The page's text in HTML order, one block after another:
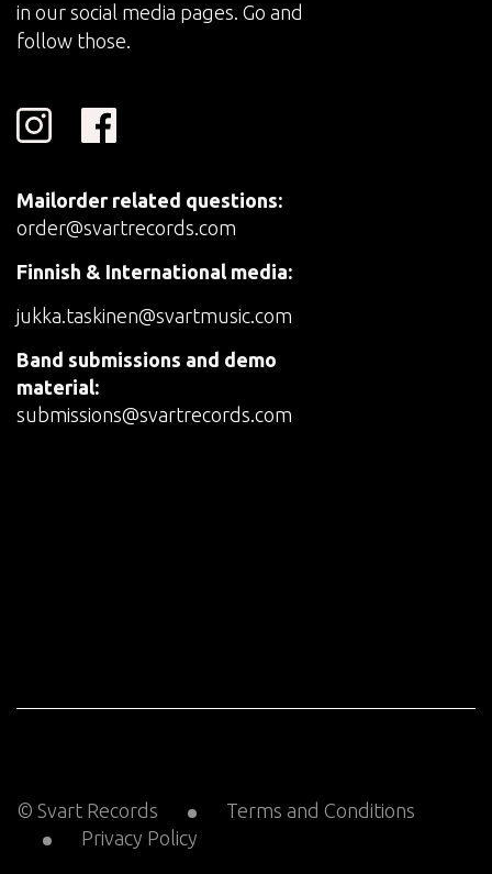
in our social media pages. Go and
follow those.
Mailorder related questions:
order@svartrecords.com
Finnish & International media:
jukka.taskinen@svartmusic.com
Band submissions and demo
material:
submissions@svartrecords.com
© Svart Records
Terms and Conditions
Privacy Policy